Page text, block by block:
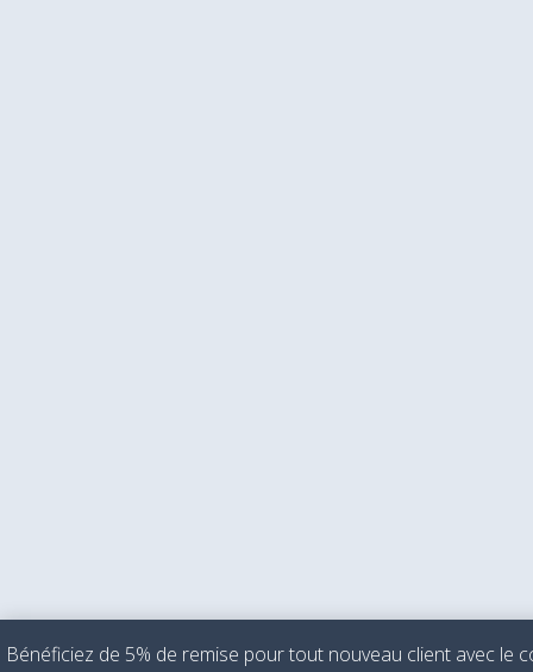
Bénéficiez de 5% de remise pour tout nouveau client avec le